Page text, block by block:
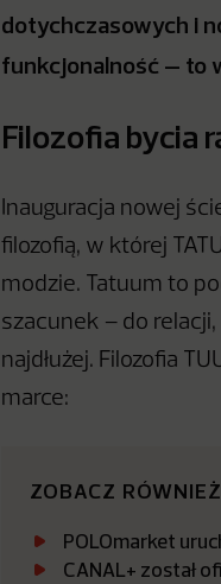
dotychczasowych i
funkcjonalność – to
Filozofia bycia
Inauguracja nowej
filozofią, w której
modzie. Tatuum to
szacunek – do relacji,
najdłużej. Filozofia
marce:
ZOBACZ RÓWNIEŻ
POLOmarket
CANAL+ został